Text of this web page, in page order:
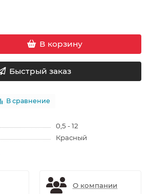
В корзину
Быстрый заказ
В сравнение
0,5 - 12
Красный
О компании